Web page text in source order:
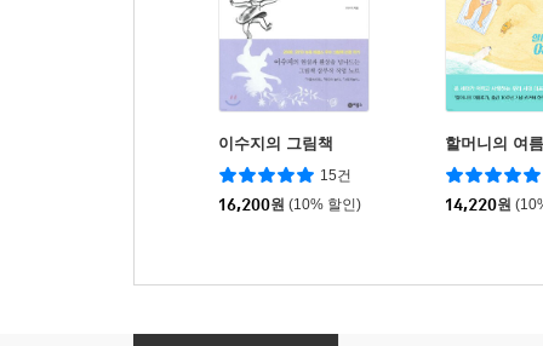
이수지의 그림책
15건
16,200원 (10% 할인)
할머니의 여
14,220원